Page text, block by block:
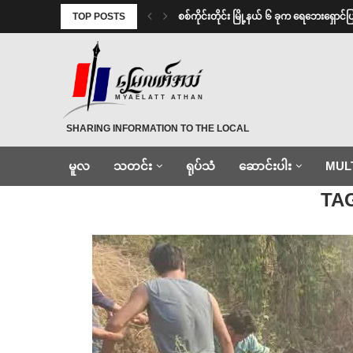
TOP POSTS စစ်ကိုင်းတိုင်း မြို့နယ် ၆ ခုက ရေဘေးရှေ
MYAELATT ATHAN
SHARING INFORMATION TO THE LOCAL
မူလ သတင်း ရုပ်သံ ဆောင်းပါး
Home စဉ့်ကိုင်